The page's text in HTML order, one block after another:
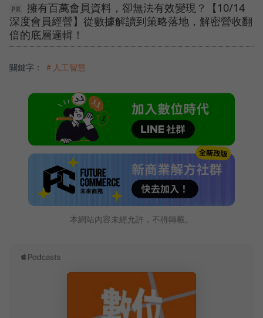
擁有百萬會員資料，卻無法有效變現？【10/14
深度會員經營】從數據解讀到策略落地，解密營收翻
倍的底層邏輯！
關鍵字： ＃人工智慧
本網站內容未經允許，不得轉載。